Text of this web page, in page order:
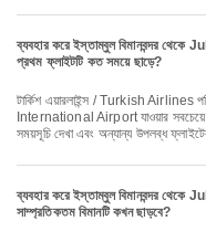
ব্যবহার করে ইস্তাম্বুল বিমানবন্দর
প্রথম ফ্লাইটটি কত সময়ে ছাড়ে?
টার্কিশ এয়ারলাইন্স / Turkish Airlines পরিচালিত ইস্তাম্বুল বিমানবন্দর থেকে Julius Nyerere
International Airport যাওয়ার
সময়সূচি দেখা এবং অন্যান্য উপলব্ধ
ব্যবহার করে ইস্তাম্বুল বিমানবন্দর
সাম্প্রতিকতম বিমানটি কখন ছাড়বে?